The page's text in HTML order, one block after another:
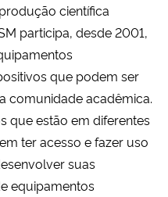
científica
participa, desde 2001,
que podem ser
comunidade acadêmica.
que estão em diferentes
ter acesso e fazer uso
suas
equipamentos